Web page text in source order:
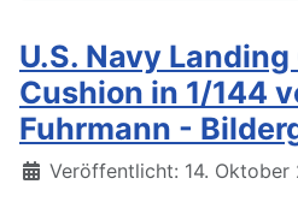
U.S. Navy
Cushion in 1/144
Fuhrmann -
Details
Veröffentlicht: 14. Oktober